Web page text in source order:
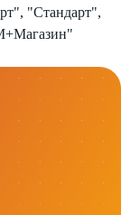
"Стандарт",